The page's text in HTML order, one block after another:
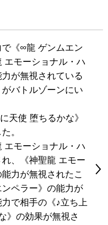
《∞龍 ゲンムエン
エモーショナル・ハ
が無視されている
バトルゾーンにい
天使 堕ちるかな》
。
エモーショナル・ハ
、《神聖龍 エモー
力が無視されたこ
ペラー》の能力が
で相手の《♪立ち上
》の効果が無視さ